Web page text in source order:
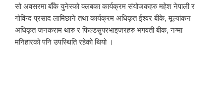
सो अवसरमा बाँके युनेस्को क्लबका कार्यक्रम संयोजकहरु महेश नेपाली र
गोविन्द प्रसाद लामिछाने तथा कार्यक्रम अधिकृत ईश्वर बीके, मूल्यांकन
अधिकृत जनकराम थारु र फिल्डसुपरभाइजरहरु भगवती बीक, नग्मा
मनिहारको पनि उपस्थिति रहेको थियो ।